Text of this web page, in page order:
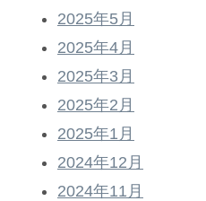
2025年5月
2025年4月
2025年3月
2025年2月
2025年1月
2024年12月
2024年11月